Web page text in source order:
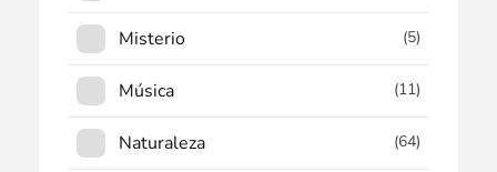
Misterio (5)
Música (11)
Naturaleza (64)